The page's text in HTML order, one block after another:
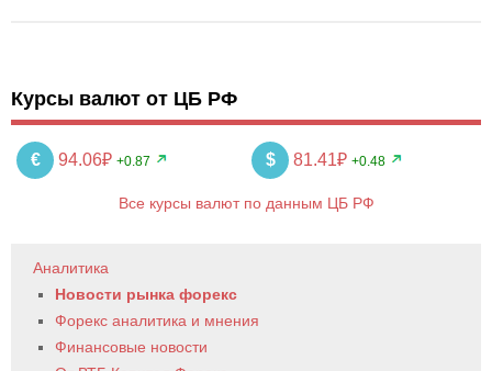
Курсы валют от ЦБ РФ
€ 94.06₽ +0.87 $ 81.41₽ +0.48
Все курсы валют по данным ЦБ РФ
Аналитика
Новости рынка форекс
Форекс аналитика и мнения
Финансовые новости